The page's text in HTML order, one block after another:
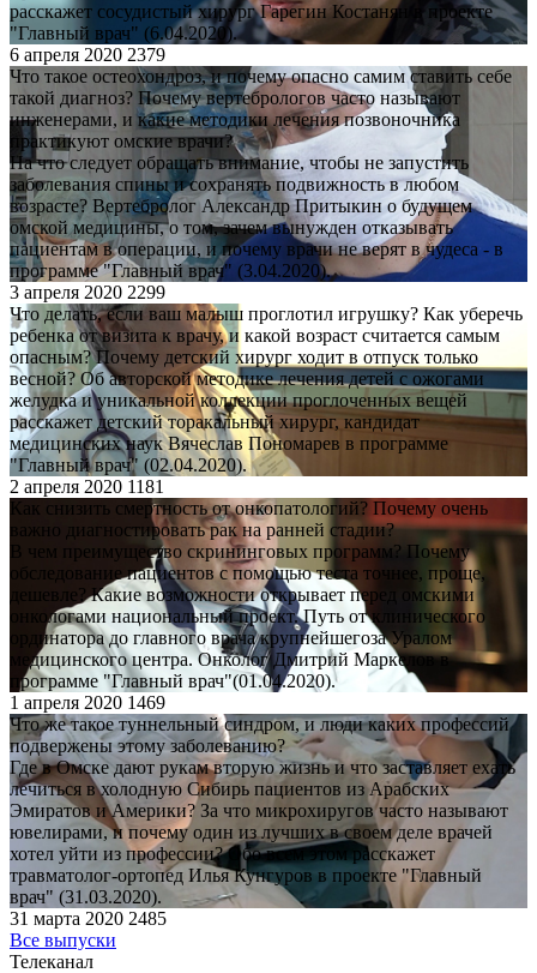
расскажет сосудистый хирург Гарегин Костанян в проекте
"Главный врач" (6.04.2020).
6 апреля 2020 2379
Что такое остеохондроз, и почему опасно самим ставить себе
такой диагноз? Почему вертебрологов часто называют
инженерами, и какие методики лечения позвоночника
практикуют омские врачи?
На что следует обращать внимание, чтобы не запустить
заболевания спины и сохранять подвижность в любом
возрасте? Вертебролог Александр Притыкин о будущем
омской медицины, о том, зачем вынужден отказывать
пациентам в операции, и почему врачи не верят в чудеса - в
программе "Главный врач" (3.04.2020).
3 апреля 2020 2299
Что делать, если ваш малыш проглотил игрушку? Как уберечь
ребенка от визита к врачу, и какой возраст считается самым
опасным? Почему детский хирург ходит в отпуск только
весной? Об авторской методике лечения детей с ожогами
желудка и уникальной коллекции проглоченных вещей
расскажет детский торакальный хирург, кандидат
медицинских наук Вячеслав Пономарев в программе
"Главный врач" (02.04.2020).
2 апреля 2020 1181
Как снизить смертность от онкопатологий? Почему очень
важно диагностировать рак на ранней стадии?
В чем преимущество скрининговых программ? Почему
обследование пациентов с помощью теста точнее, проще,
дешевле? Какие возможности открывает перед омскими
онкологами национальный проект. Путь от клинического
ординатора до главного врача крупнейшегоза Уралом
медицинского центра. Онколог Дмитрий Маркелов в
программе "Главный врач"(01.04.2020).
1 апреля 2020 1469
Что же такое туннельный синдром, и люди каких профессий
подвержены этому заболеванию?
Где в Омске дают рукам вторую жизнь и что заставляет ехать
лечиться в холодную Сибирь пациентов из Арабских
Эмиратов и Америки? За что микрохиругов часто называют
ювелирами, и почему один из лучших в своем деле врачей
хотел уйти из профессии? Обо всем этом расскажет
травматолог-ортопед Илья Кунгуров в проекте "Главный
врач" (31.03.2020).
31 марта 2020 2485
Все выпуски
Телеканал